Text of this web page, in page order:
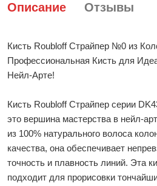
Описание Отзывы
Кисть Roubloff Страйпер №0 из
Профессиональная Кисть для
Нейл-Арте!
Кисть Roubloff Страйпер серии
это вершина мастерства в нейл-
из 100% натурального волоса
качества, она обеспечивает
точность и плавность линий. Эта
подходит для прорисовки